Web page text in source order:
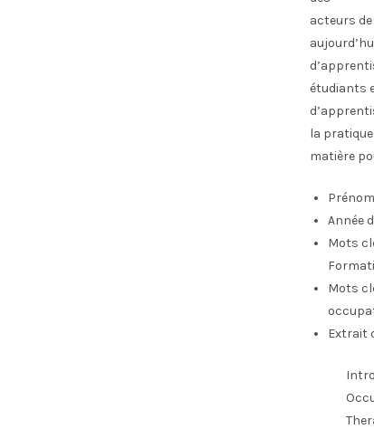
acteurs
étudiants
la
matière
Année
Mots
Mots
Extrait